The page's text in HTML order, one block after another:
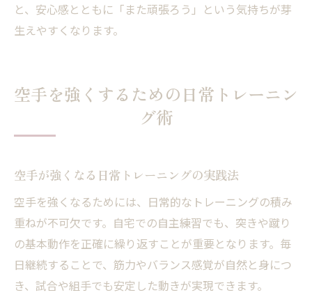
と、安心感とともに「また頑張ろう」という気持ちが芽
生えやすくなります。
空手を強くするための日常トレーニン
グ術
空手が強くなる日常トレーニングの実践法
空手を強くなるためには、日常的なトレーニングの積み
重ねが不可欠です。自宅での自主練習でも、突きや蹴り
の基本動作を正確に繰り返すことが重要となります。毎
日継続することで、筋力やバランス感覚が自然と身につ
き、試合や組手でも安定した動きが実現できます。